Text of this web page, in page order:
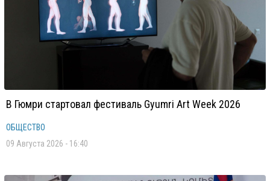
В Гюмри стартовал фестиваль Gyumri Art Week 2026
ОБЩЕСТВО
09 Августа 2026 - 16:40